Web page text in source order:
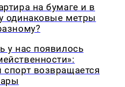
на бумаге и в
одинаковые метры
у нас появилось
возвращается